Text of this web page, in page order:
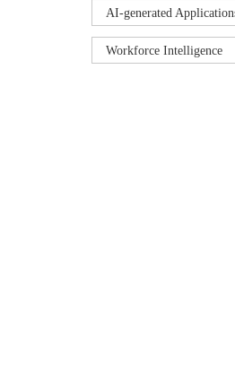
AI-generated
Workforce Intelligence